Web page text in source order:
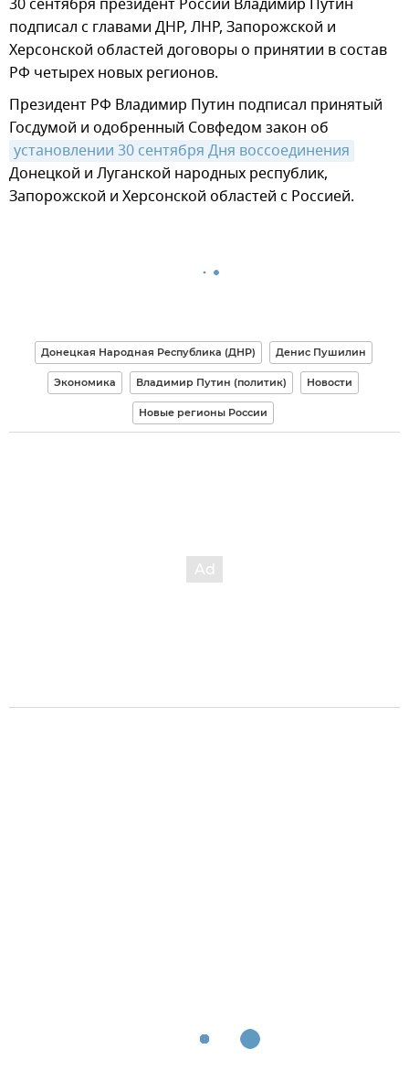
подписал с главами ДНР, ЛНР, Запорожской и
Херсонской областей договоры о принятии в состав
РФ четырех новых регионов.
Президент РФ Владимир Путин подписал принятый
Госдумой и одобренный Совфедом закон об
установлении 30 сентября Дня воссоединения
Донецкой и Луганской народных республик,
Запорожской и Херсонской областей с Россией.
Донецкая Народная Республика (ДНР) Денис Пушилин
Экономика Владимир Путин (политик) Новости
Новые регионы России